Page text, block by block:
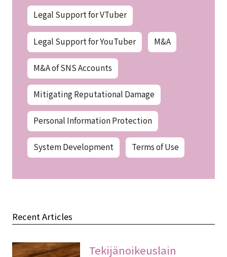
Legal Support for VTuber
Legal Support for YouTuber M&A
M&A of SNS Accounts
Mitigating Reputational Damage
Personal Information Protection
System Development Terms of Use
Recent Articles
Tekijänoikeuslain